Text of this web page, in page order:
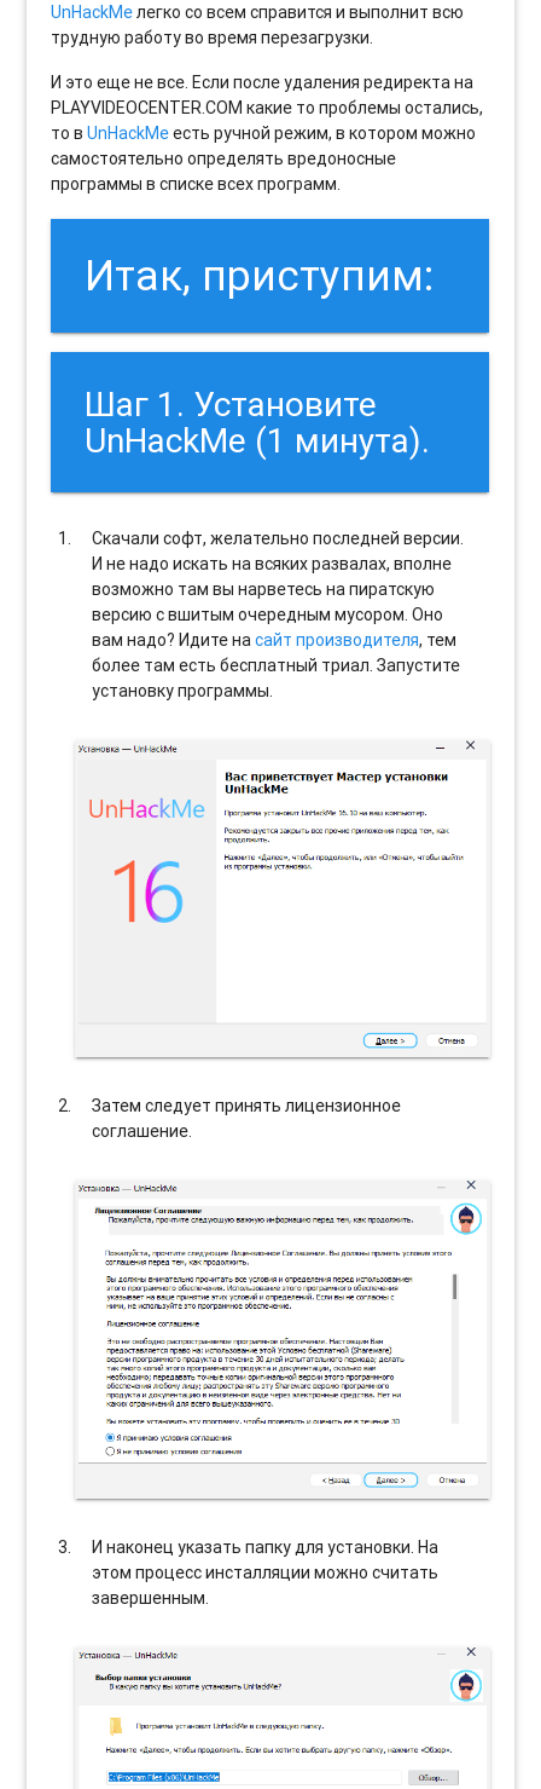
UnHackMeлегко со всем справится и выполнит всю
трудную работу во время перезагрузки.
И это еще не все. Если после удаления редиректа на
PLAYVIDEOCENTER.COM какие то проблемы остались,
то вUnHackMeесть ручной режим, в котором можно
самостоятельно определять вредоносные
программы в списке всех программ.
Итак, приступим:
Шаг 1. Установите
UnHackMe (1 минута).
Скачали софт, желательно последней версии.
И не надо искать на всяких развалах, вполне
возможно там вы нарветесь на пиратскую
версию с вшитым очередным мусором. Оно
вам надо? Идите насайт производителя, тем
более там есть бесплатный триал. Запустите
установку программы.
Затем следует принять лицензионное
соглашение.
И наконец указать папку для установки. На
этом процесс инсталляции можно считать
завершенным.